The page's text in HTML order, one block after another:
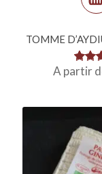
TOMME
A partir